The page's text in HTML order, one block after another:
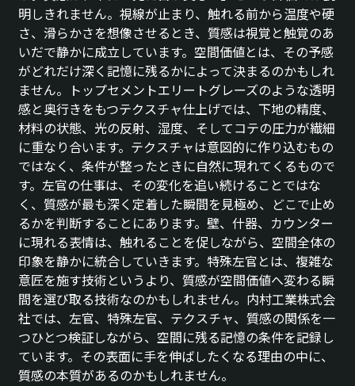
明しきれません。視線が止まり、触れる前から温度や硬
さ、滑らかさを想像させるとき、質感は視覚と触覚のあ
いだで静かに成立しています。空間価値とは、その予感
がどれだけ深く記憶に残るかによって決まるのかもしれ
ません。トップセメントエリートグレーズのような透明
感と奥行きをもつテクスチャ仕上げでは、下地の精度、
材料の状態、光の反射、湿度、そしてコテの圧力が繊細
に重なり合います。テクスチャは意図的に作り込むもの
ではなく、条件が整ったときに自然に現れてくるもので
す。左官の仕事は、その変化を追い続けることではな
く、質感が最も深く定着した瞬間を見極め、どこで止め
るかを判断することにあります。壁、什器、カウンター
に現れる表情は、触れることを促しながら、空間全体の
印象を静かに統合していきます。特殊左官とは、複雑な
意匠を施す技術というより、質感が空間価値へ変わる瞬
間を選び取る技術なのかもしれません。内村工業株式会
社では、左官、特殊左官、テクスチャ、質感の関係を一
つひとつ検証しながら、空間に残る記憶の条件を記録し
ています。その表面に手を伸ばしたくなる理由の中に、
質感の本質があるのかもしれません。